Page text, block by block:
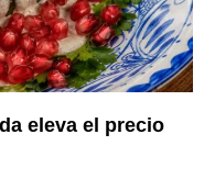
eleva el precio